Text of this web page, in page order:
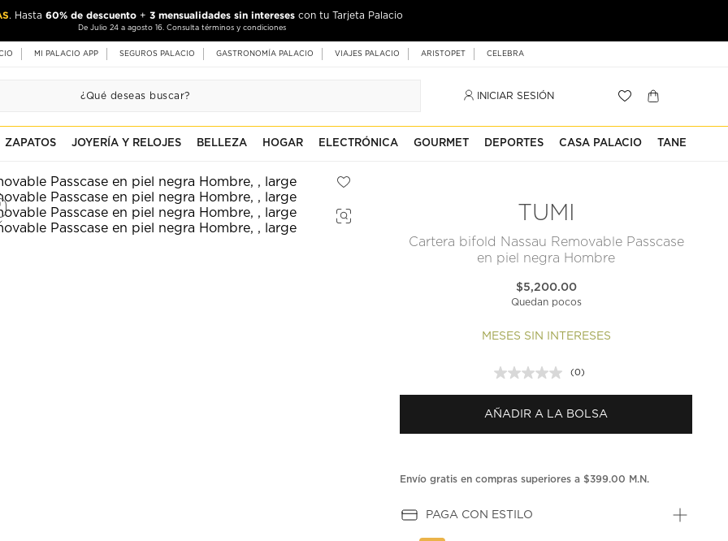
. Hasta 60% de descuento + 3 mensualidades sin intereses con tu Tarjeta Palacio
De Julio 24 a agosto 16. Consulta términos y condiciones
MI PALACIO APP SEGUROS PALACIO GASTRONOMÍA PALACIO VIAJES PALACIO ARISTOPET CELEBRA
INICIAR SESIÓN
ZAPATOS JOYERÍA Y RELOJES BELLEZA HOGAR ELECTRÓNICA GOURMET DEPORTES CASA PALACIO TANE
TUMI
Cartera bifold Nassau Removable Passcase
en piel negra Hombre
$5,200.00
Quedan pocos
MESES SIN INTERESES
Sin
puntuación.
en
la
(0)
AÑADIR A LA BOLSA
Envío gratis en compras superiores a $399.00 M.N.
PAGA CON ESTILO